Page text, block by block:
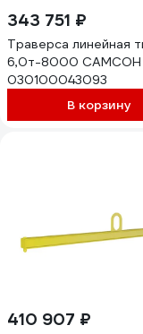
343 751 ₽
Траверса линейная
6,0т-8000 САМСОН
030100043093
В корзину
410 907 ₽